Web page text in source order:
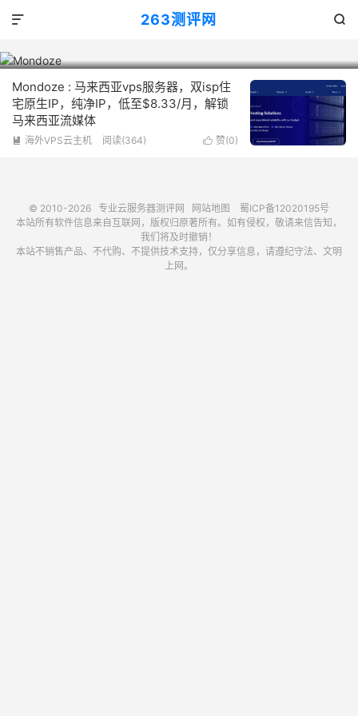
263测评网 


Mondoze : 马来西亚vps服务器，双isp住
宅原生IP，纯净IP，低至$8.33/月，解锁
马来西亚流媒体
 赞(0)
 海外VPS云主机 阅读(364)
© 2010-2026 专业云服务器测评网 网站地图
蜀ICP备12020195号
本站所有软件信息来自互联网，版权归原著所有。如有侵权，敬请来信告知，
我们将及时撤销！
本站不销售产品、不代购、不提供技术支持，仅分享信息，请遵纪守法、文明
上网。